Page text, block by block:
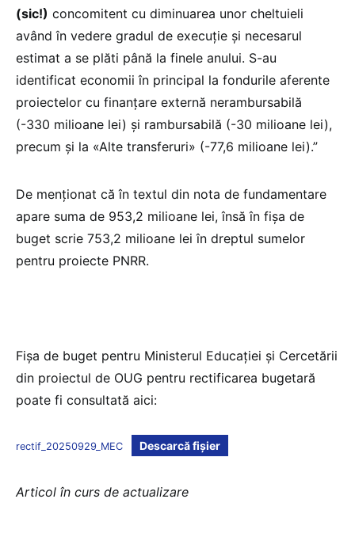
(sic!) concomitent cu diminuarea unor cheltuieli
având în vedere gradul de execuție și necesarul
estimat a se plăti până la finele anului. S-au
identificat economii în principal la fondurile aferente
proiectelor cu finanțare externă nerambursabilă
(-330 milioane lei) și rambursabilă (-30 milioane lei),
precum și la «Alte transferuri» (-77,6 milioane lei).”
De menționat că în textul din nota de fundamentare
apare suma de 953,2 milioane lei, însă în fișa de
buget scrie 753,2 milioane lei în dreptul sumelor
pentru proiecte PNRR.
Fișa de buget pentru Ministerul Educației și Cercetării
din proiectul de OUG pentru rectificarea bugetară
poate fi consultată aici:
rectif_20250929_MEC Descarcă fișier
Articol în curs de actualizare